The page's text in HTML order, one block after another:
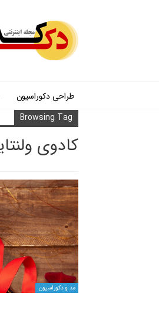
طراحی دکوراسیون
Browsing Tag
کادوی
مد و دکوراسیون